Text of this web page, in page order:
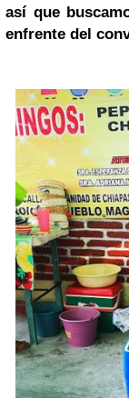
así que
enfrente del